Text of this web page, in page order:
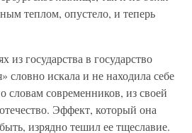
теплом, опустело, и теперь
из государства в государство
словно искала и не находила себе
словам современников, из своей
Эффект, который она
изрядно тешил ее тщеславие.